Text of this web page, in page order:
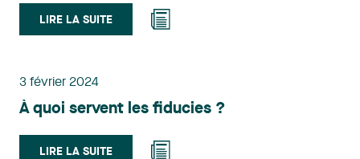
croissance claire, d’une culture de collaboration et
d’un environnement à taille humaine en fait un
engagés. » Son arrivée vient enrichir notre
expertise et renforcer notre capacité à offrir un
accompagnement complet et adapté aux enjeux
complexes auxquels font face nos clients.
LIRE LA SUITE
3 février 2024
À quoi servent les fiducies ?
LIRE LA SUITE